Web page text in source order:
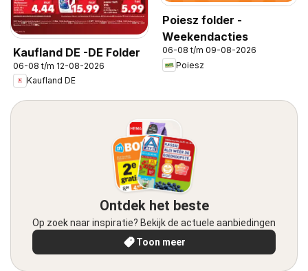
Kaufland DE -DE Folder
06-08 t/m 12-08-2026
Kaufland DE
Poiesz folder -
Weekendacties
06-08 t/m 09-08-2026
Poiesz
Ontdek het beste
Op zoek naar inspiratie? Bekijk de actuele aanbiedingen
Toon meer